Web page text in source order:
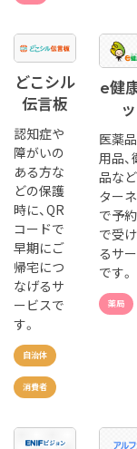
どこシル
伝言板
認知症や
障がいの
ある方な
どの保護
時に、QR
コードで
早期にご
帰宅につ
なげるサ
ービスで
す。
自治体
消費者
e健
医薬
用品
品な
ター
で予
で受
るサ
です。
薬局